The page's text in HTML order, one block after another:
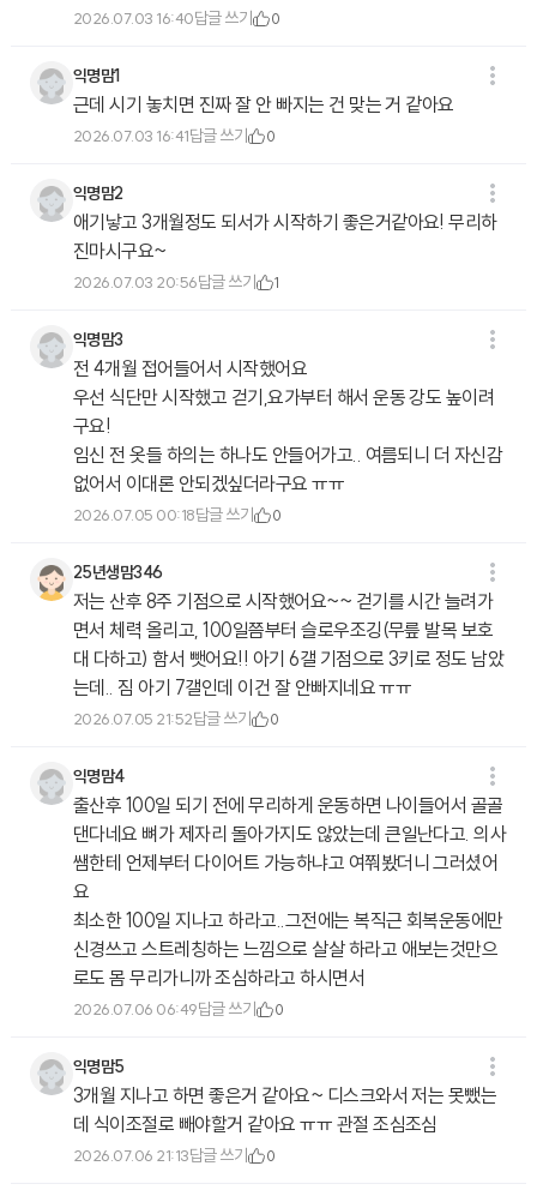
2026.07.03 16:40답글 쓰기 0
익명맘1
근데 시기 놓치면 진짜 잘 안 빠지는 건 맞는 거 같아요
2026.07.03 16:41답글 쓰기 0
익명맘2
애기낳고 3개월정도 되서가 시작하기 좋은거같아요! 무리하
진마시구요~
2026.07.03 20:56답글 쓰기 1
익명맘3
전 4개월 접어들어서 시작했어요
우선 식단만 시작했고 걷기,요가부터 해서 운동 강도 높이려
구요!
임신 전 옷들 하의는 하나도 안들어가고.. 여름되니 더 자신감
없어서 이대론 안되겠싶더라구요 ㅠㅠ
2026.07.05 00:18답글 쓰기 0
25년생맘346
저는 산후 8주 기점으로 시작했어요~~ 걷기를 시간 늘려가
면서 체력 올리고, 100일쯤부터 슬로우조깅(무릎 발목 보호
대 다하고) 함서 뺏어요!! 아기 6갤 기점으로 3키로 정도 남았
는데.. 짐 아기 7갤인데 이건 잘 안빠지네요 ㅠㅠ
2026.07.05 21:52답글 쓰기 0
익명맘4
출산후 100일 되기 전에 무리하게 운동하면 나이들어서 골골
댄다네요 뼈가 제자리 돌아가지도 않았는데 큰일난다고. 의사
쌤한테 언제부터 다이어트 가능하냐고 여쭤봤더니 그러셨어
요
최소한 100일 지나고 하라고..그전에는 복직근 회복운동에만
신경쓰고 스트레칭하는 느낌으로 살살 하라고 애보는것만으
로도 몸 무리가니까 조심하라고 하시면서
2026.07.06 06:49답글 쓰기 0
익명맘5
3개월 지나고 하면 좋은거 같아요~ 디스크와서 저는 못뺐는
데 식이조절로 빼야할거 같아요 ㅠㅠ 관절 조심조심
2026.07.06 21:13답글 쓰기 0